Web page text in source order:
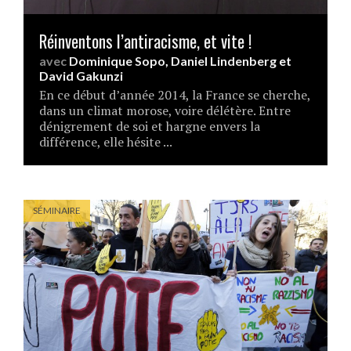
Réinventons l’antiracisme, et vite !
avec Dominique Sopo, Daniel Lindenberg et
David Gakunzi
En ce début d’année 2014, la France se cherche,
dans un climat morose, voire délétère. Entre
dénigrement de soi et hargne envers la
différence, elle hésite ...
SÉMINAIRE